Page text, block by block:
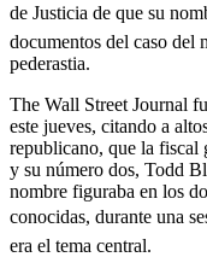
de Justicia de que su
documentos del caso del
pederastia.
The Wall Street Journal
este jueves, citando a
republicano, que la fiscal
y su número dos, Todd
nombre figuraba en los
conocidas, durante una
era el tema central.